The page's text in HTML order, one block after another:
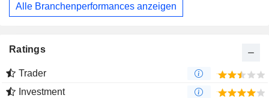
Alle Branchenperformances anzeigen
Ratings
Trader
Investment